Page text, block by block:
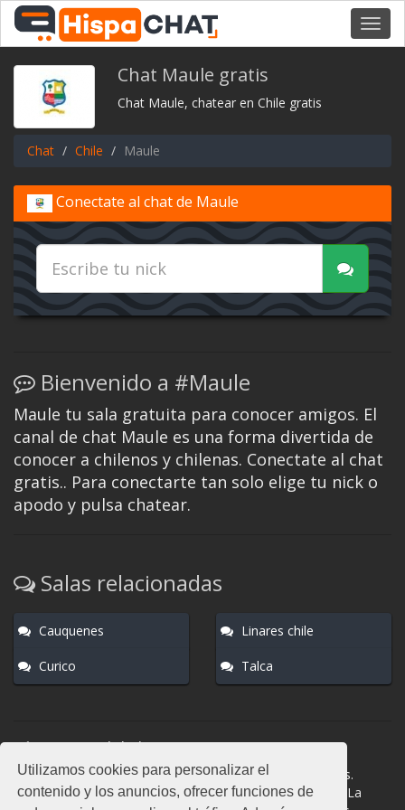
Utilizamos cookies para personalizar el
contenido y los anuncios, ofrecer funciones de
Chat Maule gratis
Chat Maule, chatear en Chile gratis
Chat Chile Maule
Conectate al chat de Maule
Bienvenido a #Maule
Maule tu sala gratuita para conocer amigos. El
canal de chat Maule es una forma divertida de
conocer a chilenos y chilenas. Conectate al chat
gratis.. Para conectarte tan solo elige tu nick o
apodo y pulsa chatear.
Salas relacionadas
Cauquenes
Curico
Linares chile
Talca
Normas del chat
#Maule es una sala donde participan cientos de personas.
Mantén la educación y compórtate como en la vida real. La